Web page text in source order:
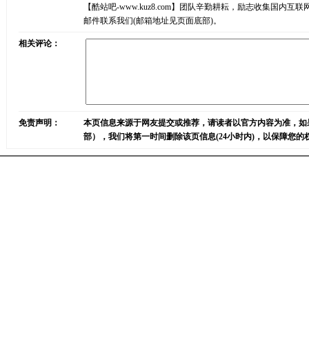
【酷站吧-www.kuz8.com】团队辛勤耕耘，励志收集国内互
邮件联系我们(邮箱地址见页面底部)。
相关评论：
免责声明：
本页信息来源于网友提交或推荐，请读者以官方内容为准，
部），我们将第一时间删除该页信息(24小时内)，以保障您的